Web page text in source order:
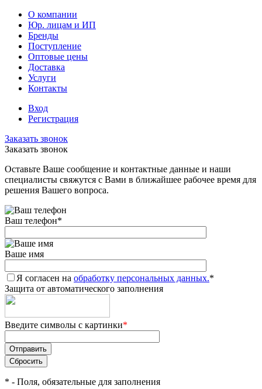
О компании
Юр. лицам и ИП
Бренды
Поступление
Оптовые цены
Доставка
Услуги
Контакты
Вход
Регистрация
Заказать звонок
Заказать звонок
Оставьте Ваше сообщение и контактные данные и наши
специалисты свяжутся с Вами в ближайшее рабочее время для
решения Вашего вопроса.
Ваш телефон*
Ваше имя
Я согласен на обработку персональных данных.*
Защита от автоматического заполнения
Введите символы с картинки*
* - Поля, обязательные для заполнения